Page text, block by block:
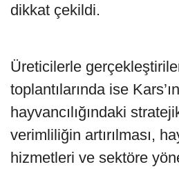
dikkat çekildi.
Üreticilerle
toplantılarında ise
hayvancılığındaki
verimliliğin artırılması,
hizmetleri ve sektöre